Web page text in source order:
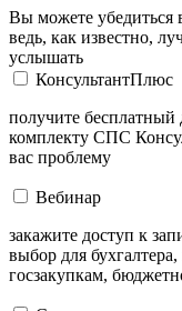
Вы можете убедиться
ведь, как известно,
услышать
КонсультантПлюс
получите
комплекту СПС
вас проблему
Вебинар
закажите доступ к
выбор для
госзакупкам,